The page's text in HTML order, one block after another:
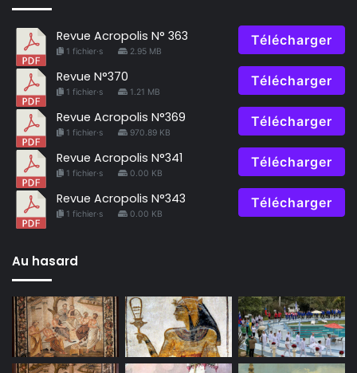
Revue Acropolis N° 363
1 fichier·s 2.95 MB
Télécharger
Revue N°370
1 fichier·s 1.21 MB
Télécharger
Revue Acropolis N°369
1 fichier·s 970.89 KB
Télécharger
Revue Acropolis N°341
1 fichier·s 0.00 KB
Télécharger
Revue Acropolis N°343
1 fichier·s 0.00 KB
Télécharger
Au hasard